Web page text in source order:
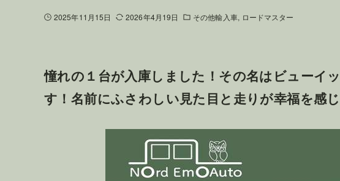
2025年11月15日 2026年4月19日 その他輸入車 ロードマスター
憧れの１台が入庫しました！その名はビュー
す！名前にふさわしい見た目と走りが幸福を感